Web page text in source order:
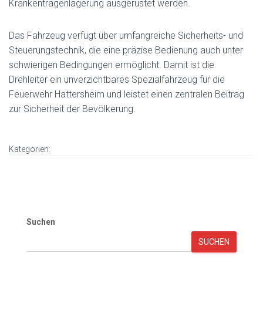
Krankentragenlagerung ausgerüstet werden.
Das Fahrzeug verfügt über umfangreiche Sicherheits- und
Steuerungstechnik, die eine präzise Bedienung auch unter
schwierigen Bedingungen ermöglicht. Damit ist die
Drehleiter ein unverzichtbares Spezialfahrzeug für die
Feuerwehr Hattersheim und leistet einen zentralen Beitrag
zur Sicherheit der Bevölkerung.
Kategorien:
Suchen
SUCHEN